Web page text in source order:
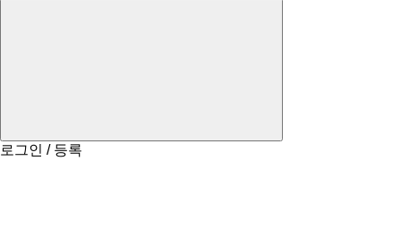
로그인 / 등록